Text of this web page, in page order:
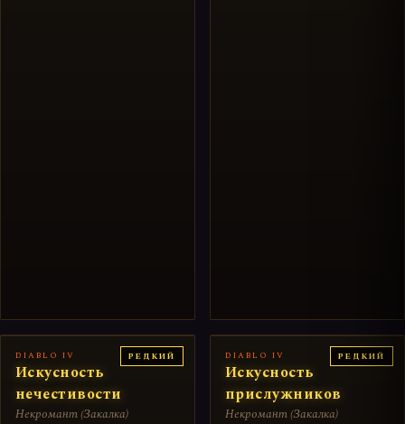
РЕДКИЙ
DIABLO IV
Искусность
нечестивости
Некромант (Закалка)
РЕДКИЙ
DIABLO IV
Искусность
прислужников
Некромант (Закалка)